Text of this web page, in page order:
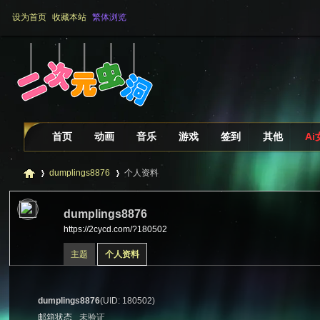
设为首页 收藏本站 繁体浏览
首页 动画 音乐 游戏 签到 其他 Ai
dumplings8876
›
个人资料
dumplings8876
https://2cycd.com/?180502
主题 个人资料
dumplings8876(UID: 180502)
邮箱状态
未验证